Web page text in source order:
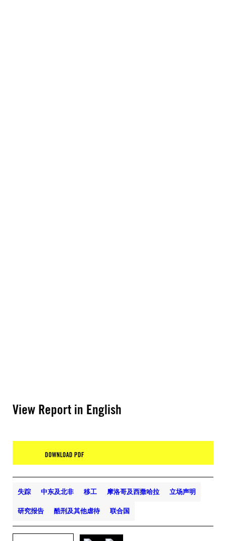
View Report in English
DOWNLOAD PDF
失踪 中东及北非 移工 摩洛哥及西撒哈拉 立场声明
研究报告 酷刑及其他虐待 联合国